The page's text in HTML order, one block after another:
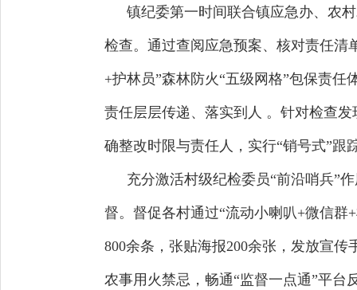
镇纪委第一时间联合镇应急办、农
检查。通过查阅应急预案、核对责任清
+护林员”森林防火“五级网格”包保责
责任层层传递、落实到人 。针对检查
确整改时限与责任人，实行“销号式”跟
充分激活村级纪检委员“前沿哨兵”
督。督促各村通过“流动小喇叭+微信
800余条，张贴海报200余张，发放宣传
农事用火禁忌，畅通“监督一点通”平台